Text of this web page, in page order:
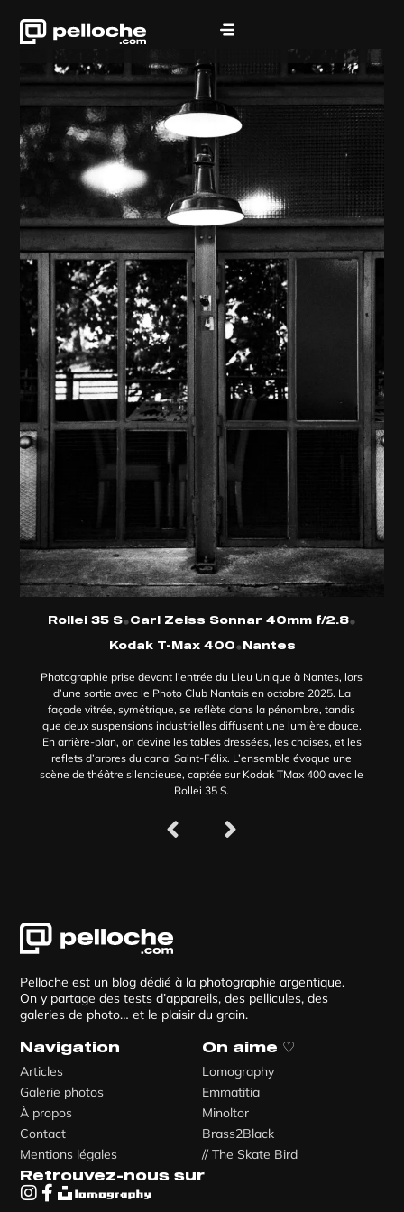
Rollei 35 S•Carl Zeiss Sonnar 40mm f/2.8•
Kodak T-Max 400•Nantes
Photographie prise devant l’entrée du Lieu Unique à Nantes, lors
d’une sortie avec le Photo Club Nantais en octobre 2025. La
façade vitrée, symétrique, se reflète dans la pénombre, tandis
que deux suspensions industrielles diffusent une lumière douce.
En arrière-plan, on devine les tables dressées, les chaises, et les
reflets d’arbres du canal Saint-Félix. L’ensemble évoque une
scène de théâtre silencieuse, captée sur Kodak TMax 400 avec le
Rollei 35 S.
Pelloche est un blog dédié à la photographie argentique.
On y partage des tests d’appareils, des pellicules, des
galeries de photo… et le plaisir du grain.
Navigation
Articles
Galerie photos
À propos
Contact
Mentions légales
On aime ♡
Lomography
Emmatitia
Minoltor
Brass2Black
// The Skate Bird
Retrouvez-nous sur